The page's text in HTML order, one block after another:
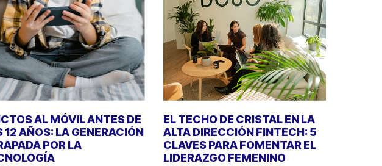
AL MÓVIL ANTES DE
12 AÑOS: LA GENERACIÓN
POR LA
EL TECHO DE CRISTAL EN LA
ALTA DIRECCIÓN FINTECH: 5
CLAVES PARA FOMENTAR EL
LIDERAZGO FEMENINO